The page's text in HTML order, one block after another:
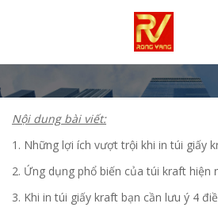
Nội dung bài viết:
1. Những lợi ích vượt trội khi in túi giấy
2. Ứng dụng phổ biến của túi kraft hiện
3. Khi in túi giấy kraft bạn cần lưu ý 4